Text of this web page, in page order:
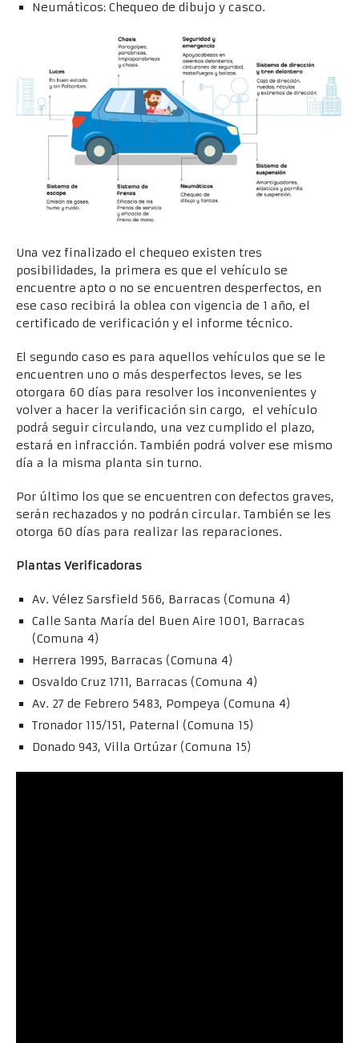
Neumáticos: Chequeo de dibujo y casco.
Una vez finalizado el chequeo existen tres
posibilidades, la primera es que el vehículo se
encuentre apto o no se encuentren desperfectos, en
ese caso recibirá la oblea con vigencia de 1 año, el
certificado de verificación y el informe técnico.
El segundo caso es para aquellos vehículos que se le
encuentren uno o más desperfectos leves, se les
otorgara 60 días para resolver los inconvenientes y
volver a hacer la verificación sin cargo, el vehículo
podrá seguir circulando, una vez cumplido el plazo,
estará en infracción. También podrá volver ese mismo
día a la misma planta sin turno.
Por último los que se encuentren con defectos graves,
serán rechazados y no podrán circular. También se les
otorga 60 días para realizar las reparaciones.
Plantas Verificadoras
Av. Vélez Sarsfield 566, Barracas (Comuna 4)
Calle Santa María del Buen Aire 1001, Barracas
(Comuna 4)
Herrera 1995, Barracas (Comuna 4)
Osvaldo Cruz 1711, Barracas (Comuna 4)
Av. 27 de Febrero 5483, Pompeya (Comuna 4)
Tronador 115/151, Paternal (Comuna 15)
Donado 943, Villa Ortúzar (Comuna 15)